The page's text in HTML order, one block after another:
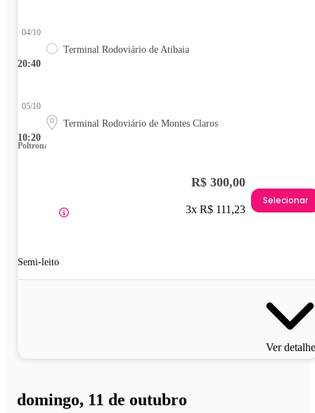
20:40
04/10
Terminal Rodoviário de Atibaia
10:20
05/10
Terminal Rodoviário de Montes Claros
Poltrona
Semi-leito
R$ 300,00
3x R$ 111,23
Selecionar
Ver
domingo, 11 de outubro